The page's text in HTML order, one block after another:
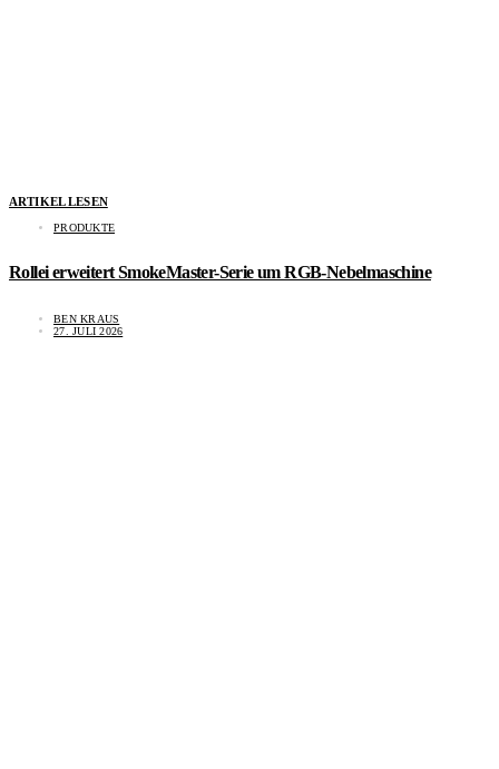
ARTIKEL LESEN
PRODUKTE
Rollei erweitert SmokeMaster-Serie um RGB-Nebelmaschine
BEN KRAUS
27. JULI 2026